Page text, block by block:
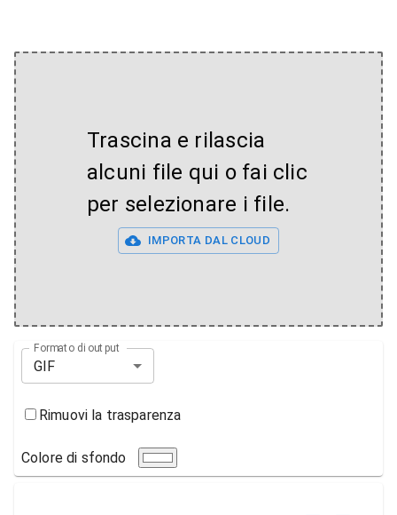
Trascina e rilascia
alcuni file qui o fai clic
per selezionare i file.
IMPORTA DAL CLOUD
Formato di output
GIF
Rimuovi la trasparenza
Colore di sfondo